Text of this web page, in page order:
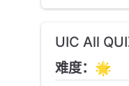
UIC All
难度：🌟